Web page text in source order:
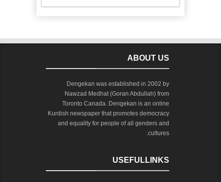
ABOUT US
Dengekan was established in 2002 by
Nawzad Medhat (Goran Abdullah) from
Toronto Canada. Dengekan is an online
Kurdish newspaper that promotes democracy
and equality for people of all genders and
cultures.
USEFULLINKS